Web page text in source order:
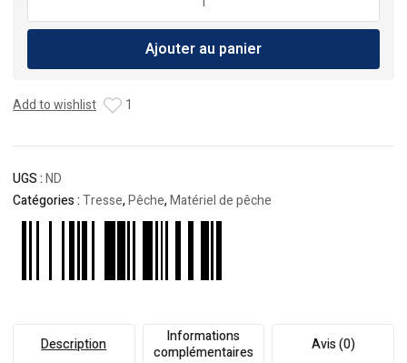
Tresse
J-
8
Ajouter au panier
Add to wishlist 1
UGS :ND
Catégories :Tresse,Pêche,Matériel de pêche
Description
Informations
complémentaires
Avis (0)